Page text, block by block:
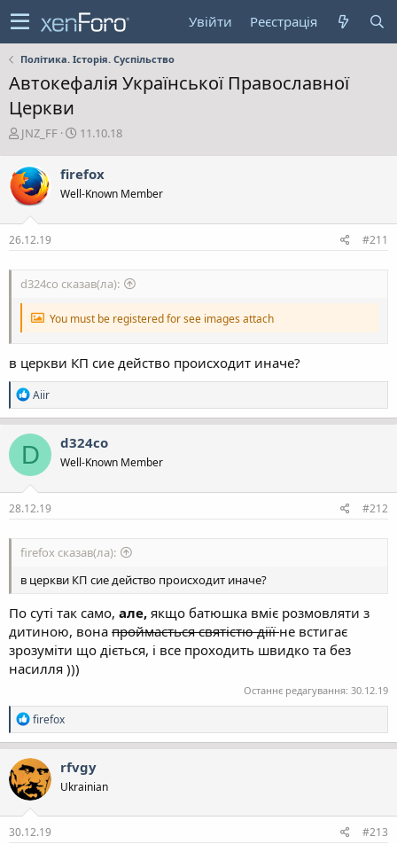
Увійти Реєстрація
Політика. Історія. Суспільство
Автокефалія Української Православної
Церкви
А
т
о
р
е
м
JNZ_FF
Д
а
с
в
н
я
11.10.18
firefox
Well-Known Member
26.12.19 #211
d324co сказав(ла):
You must be registered for see images attach
в церкви КП сие действо происходит иначе?
Р
е
а
к
ц
і
ї
:
Aiir
D d324co
Well-Known Member
28.12.19 #212
firefox сказав(ла):
в церкви КП сие действо происходит иначе?
По суті так само, але, якщо батюшка вміє розмовляти з
дитиною, вона проймається святістю діїїне встигає
зрозуміти що діється, і все проходить швидко та без
насилля )))
Останнє редагування: 30.12.19
Р
е
а
к
ц
ї
:
firefox
rfvgy
Ukrainian
30.12.19 #213